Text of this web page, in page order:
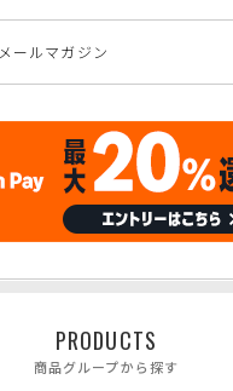
メールマガジン
PRODUCTS
商品グループから探す